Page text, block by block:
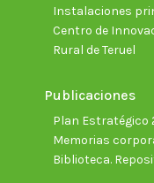
Instalaciones
Centro de
Rural de Teruel
Publicaciones
Plan Estratégico
Memorias
Biblioteca.